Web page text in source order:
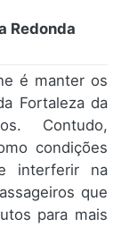
Redonda
é manter os
Fortaleza da
Contudo,
condições
interferir na
que
para mais